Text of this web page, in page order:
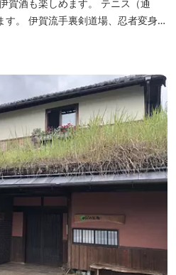
賀酒も楽しめます。 テニス（通
。 伊賀流手裏剣道場、忍者変身処
※日替わりランチ、日替わり薬湯
きます。